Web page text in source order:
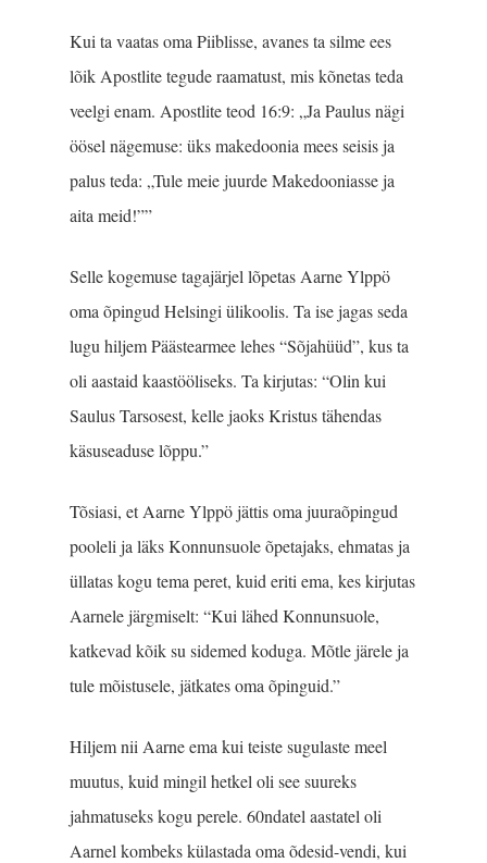
Kui ta vaatas oma Piiblisse, avanes ta silme ees
lõik Apostlite tegude raamatust, mis kõnetas teda
veelgi enam. Apostlite teod 16:9: „Ja Paulus nägi
öösel nägemuse: üks makedoonia mees seisis ja
palus teda: „Tule meie juurde Makedooniasse ja
aita meid!””
Selle kogemuse tagajärjel lõpetas Aarne Ylppö
oma õpingud Helsingi ülikoolis. Ta ise jagas seda
lugu hiljem Päästearmee lehes “Sõjahüüd”, kus ta
oli aastaid kaastööliseks. Ta kirjutas: “Olin kui
Saulus Tarsosest, kelle jaoks Kristus tähendas
käsuseaduse lõppu.”
Tõsiasi, et Aarne Ylppö jättis oma juuraõpingud
pooleli ja läks Konnunsuole õpetajaks, ehmatas ja
üllatas kogu tema peret, kuid eriti ema, kes kirjutas
Aarnele järgmiselt: “Kui lähed Konnunsuole,
katkevad kõik su sidemed koduga. Mõtle järele ja
tule mõistusele, jätkates oma õpinguid.”
Hiljem nii Aarne ema kui teiste sugulaste meel
muutus, kuid mingil hetkel oli see suureks
jahmatuseks kogu perele. 60ndatel aastatel oli
Aarnel kombeks külastada oma õdesid-vendi, kui